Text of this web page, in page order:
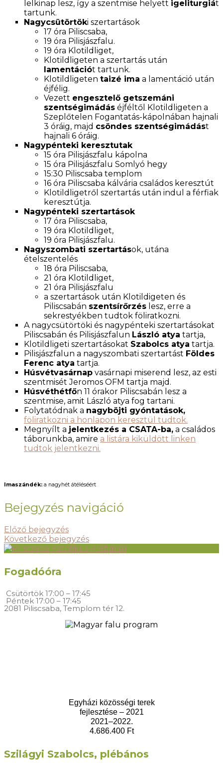
lelkinap lesz, így a szentmise helyett igeliturgiát
tartunk.
Nagycsütörtöki szertartások
17 óra Piliscsaba,
19 óra Pilisjászfalu.
19 óra Klotildliget,
Klotildligeten a szertartás után
lamentációt tartunk.
Klotildligeten taizé ima a lamentáció után
éjfélig.
Vezett engesztelő getszemáni
szentségimádás éjféltől Klotildligeten a
Szeplőtelen Fogantatás-kápolnában hajnali
3 óráig, majd csöndes szentségimádást
hajnali 6 óráig.
Nagypénteki keresztutak
15 óra Pilisjászfalu kápolna
15 óra Pilisjászfalu Somlyó hegy
15:30 Piliscsaba templom
16 óra Piliscsaba kálvária családos keresztút
Klotildligetről szertartás után indul a férfiak
keresztútja.
Nagypénteki szertartások
17 óra Piliscsaba,
19 óra Klotildliget,
19 óra Pilisjászfalu.
Nagyszombati szertartások, utána
ételszentelés
18 óra Piliscsaba,
21 óra Klotildliget,
21 óra Pilisjászfalu
a szertartások után Klotildigeten és
Piliscsabán szentsírőrzés lesz, erre a
sekrestyékben tudtok föliratkozni.
A nagycsütörtöki és nagypénteki szertartásokat
Piliscsabán és Pilisjászfalun László atya tartja,
Klotildligeti szertartásokat Szabolcs atya tartja.
Pilisjászfalun a nagyszombati szertartást Földes
Ferenc atya tartja.
Húsvétvasárnap vasárnapi miserend lesz, az esti
szentmisét Jeromos OFM tartja majd.
Húsvéthétfőn 11 órakor Piliscsabán lesz a
szentmise, amit László atya fog tartani.
Folytatódnak a nagyböjti gyóntatások,
föliratkozni a honlapon keresztül tudtok.
Megnyílt a jelentkezés a CSATA-ba, a családos
táborunkba, amire a listára kiküldött linken
tudtok jelentkezni.
Imaszándék: a nagyhét átéléséért
Bejegyzés navigáció
Előző bejegyzés
Következő bejegyzés
Fogadóóra
Csütörtök 17:00 – 17:45
Péntek 17:00 – 17:45
2081 Piliscsaba, Templom tér 12.
Egyházi közösségi terek
fejlesztése – 2021
2021–2022.
4.686.400 Ft
Szilágyi Szabolcs, plébános